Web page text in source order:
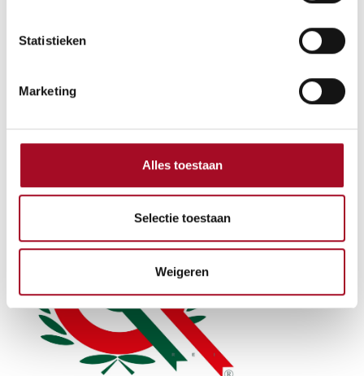
Statistieken
Marketing
Alles toestaan
Selectie toestaan
Weigeren